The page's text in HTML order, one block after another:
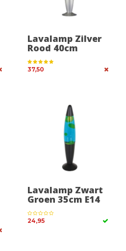
Lavalamp Zilver
Rood 40cm
37,50
Lavalamp Zwart
Groen 35cm E14
24,95